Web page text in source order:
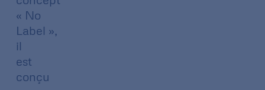
« No
Label »,
il
est
conçu